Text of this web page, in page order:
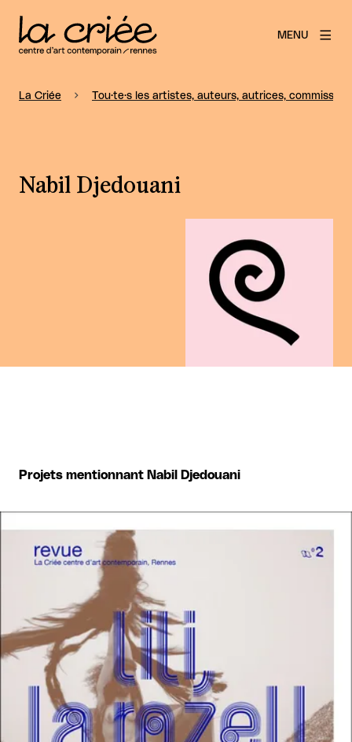
MENU
La Criée Tou·te·s les artistes, auteurs, autrices,
Nabil Djedouani
Projets mentionnant Nabil Djedouani